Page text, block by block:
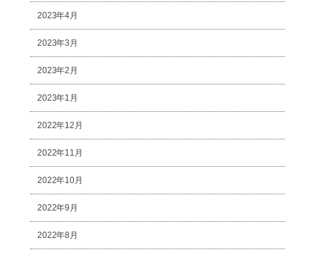
2023年4月
2023年3月
2023年2月
2023年1月
2022年12月
2022年11月
2022年10月
2022年9月
2022年8月